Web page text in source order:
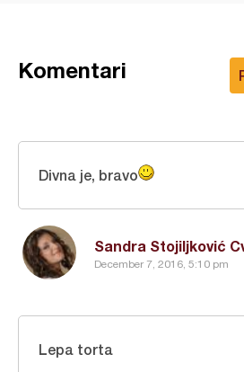
Komentari
Sandra Stojiljković
December 7, 2016, 5:10 pm
Divna je, bravo
Lepa torta